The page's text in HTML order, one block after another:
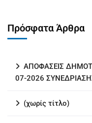
Πρόσφατα Άρθρα
ΑΠΟΦΑΣΕΙΣ
07-2026
(χωρίς τίτλο)